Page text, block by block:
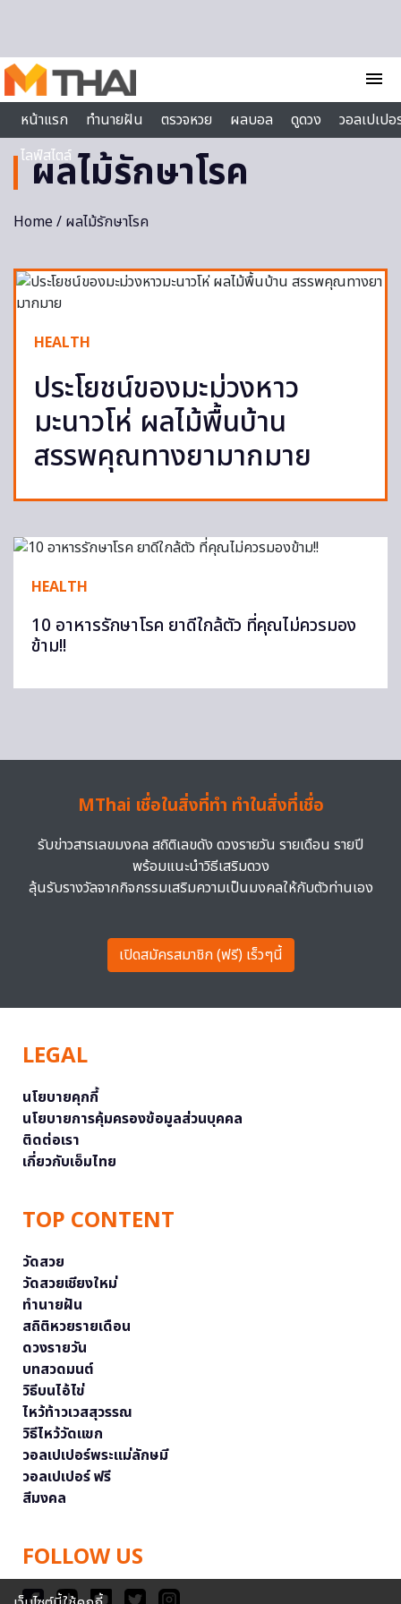
menu
หน้าแรก
ทำนายฝัน ตรวจหวย ผลบอล ดูดวง
วอลเปเป
ไลฟ์สไตล์
ผลไม้รักษาโรค
Home/ ผลไม้รักษาโรค
HEALTH
ประโยชน์ของมะม่วงหาว
มะนาวโห่ ผลไม้พื้นบ้าน
สรรพคุณทางยามากมาย
HEALTH
10 อาหารรักษาโรค ยาดีใกล้ตัว ที่คุณไม่ควรมอง
ข้าม!!
MThai เชื่อในสิ่งที่ทำ ทำในสิ่งที่เชื่อ
รับข่าวสารเลขมงคล สถิติเลขดัง ดวงรายวัน รายเดือน รายปี
พร้อมแนะนำวิธีเสริมดวง
ลุ้นรับรางวัลจากกิจกรรมเสริมความเป็นมงคลให้กับตัวท่านเอง
เปิดสมัครสมาชิก (ฟรี) เร็วๆนี้
LEGAL
นโยบายคุกกี้
นโยบายการคุ้มครองข้อมูลส่วนบุคคล
ติดต่อเรา
เกี่ยวกับเอ็มไทย
TOP CONTENT
วัดสวย
วัดสวยเชียงใหม่
ทำนายฝัน
สถิติหวยรายเดือน
ดวงรายวัน
บทสวดมนต์
วิธีบนไอ้ไข่
ไหว้ท้าวเวสสุวรรณ
วิธีไหว้วัดแขก
วอลเปเปอร์พระแม่ลักษมี
วอลเปเปอร์ ฟรี
สีมงคล
FOLLOW US